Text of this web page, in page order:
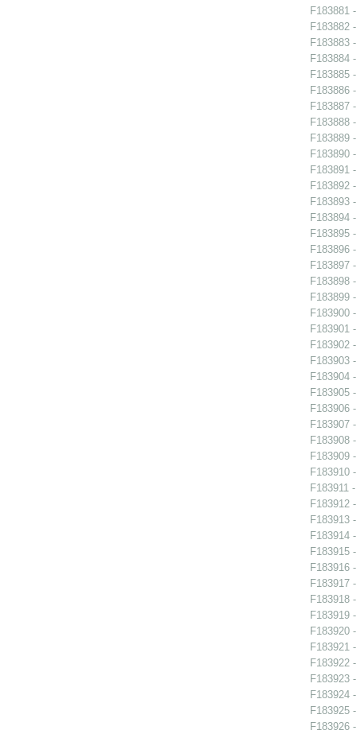
F183881
F183882
F183883
F183884
F183885
F183886
F183887
F183888
F183889
F183890
F183891
F183892
F183893
F183894
F183895
F183896
F183897
F183898
F183899
F183900
F183901
F183902
F183903
F183904
F183905
F183906
F183907
F183908
F183909
F183910
F183911
F183912
F183913
F183914
F183915
F183916
F183917
F183918
F183919
F183920
F183921
F183922
F183923
F183924
F183925
F183926